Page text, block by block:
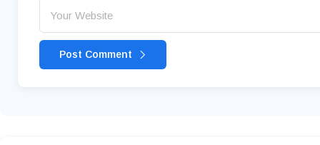
Post Comment